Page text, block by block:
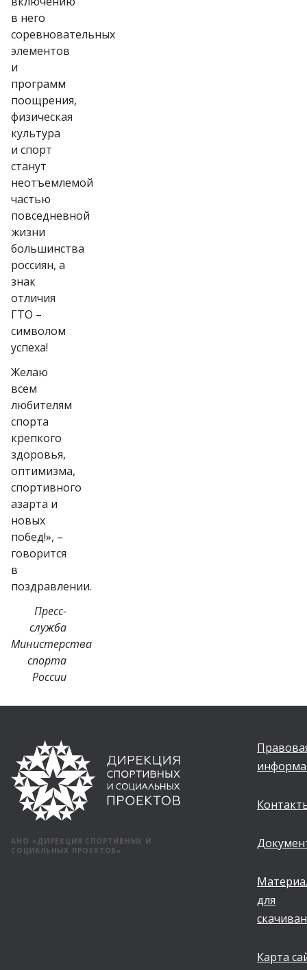
в него
соревновательных
элементов
и
программ
поощрения,
физическая
культура
и спорт
станут
неотъемлемой
частью
повседневной
жизни
большинства
россиян, а
знак
отличия
ГТО –
символом
успеха!
Желаю
всем
любителям
спорта
крепкого
здоровья,
оптимизма,
спортивного
азарта и
новых
побед!», –
говорится
в
поздравлении.
Пресс-
служба
Министерства
спорта
России
АНО «ДИРЕКЦИЯ СПОРТИВНЫХ И
СОЦИАЛЬНЫХ ПРОЕКТОВ»
для
Карта